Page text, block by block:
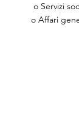
o Servizi
o Affari